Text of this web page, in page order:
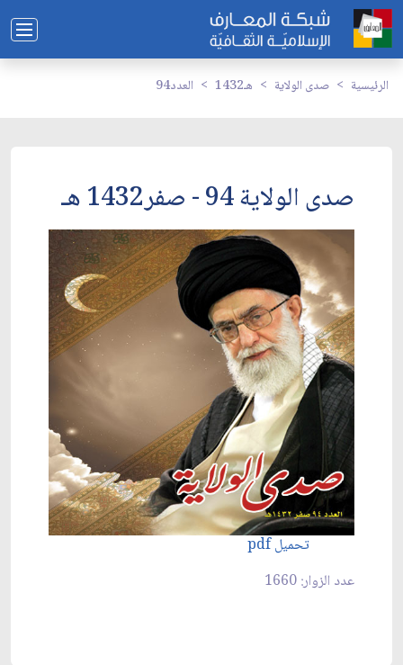
الرئيسية صدى الولاية 1432هـ العدد94
صدى الولاية 94 - صفر1432 هـ
تحميل pdf
عدد الزوار: 1660